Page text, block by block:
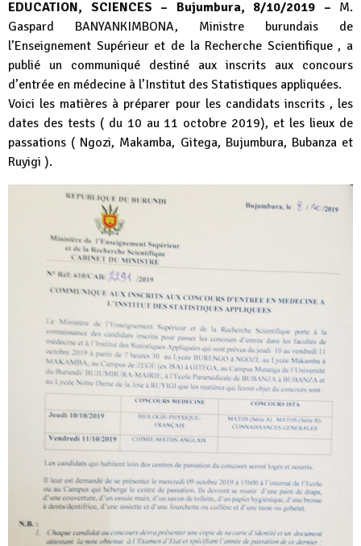
EDUCATION, SCIENCES – Bujumbura, 8/10/2019 – M.
Gaspard BANYANKIMBONA, Ministre burundais de
l’Enseignement Supérieur et de la Recherche Scientifique , a
publié un communiqué destiné aux inscrits aux concours
d’entrée en médecine à l’Institut des Statistiques appliquées.
Voici les matières à préparer pour les candidats inscrits , les
dates des tests ( du 10 au 11 octobre 2019), et les lieux de
passations ( Ngozi, Makamba, Gitega, Bujumbura, Bubanza et
Ruyigi ).